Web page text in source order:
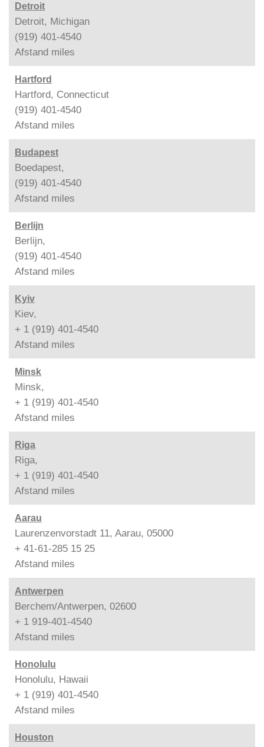
Detroit
Detroit, Michigan
(919) 401-4540
Afstand miles
Hartford
Hartford, Connecticut
(919) 401-4540
Afstand miles
Budapest
Boedapest,
(919) 401-4540
Afstand miles
Berlijn
Berlijn,
(919) 401-4540
Afstand miles
Kyiv
Kiev,
+ 1 (919) 401-4540
Afstand miles
Minsk
Minsk,
+ 1 (919) 401-4540
Afstand miles
Riga
Riga,
+ 1 (919) 401-4540
Afstand miles
Aarau
Laurenzenvorstadt 11, Aarau, 05000
+ 41-61-285 15 25
Afstand miles
Antwerpen
Berchem/Antwerpen, 02600
+ 1 919-401-4540
Afstand miles
Honolulu
Honolulu, Hawaii
+ 1 (919) 401-4540
Afstand miles
Houston